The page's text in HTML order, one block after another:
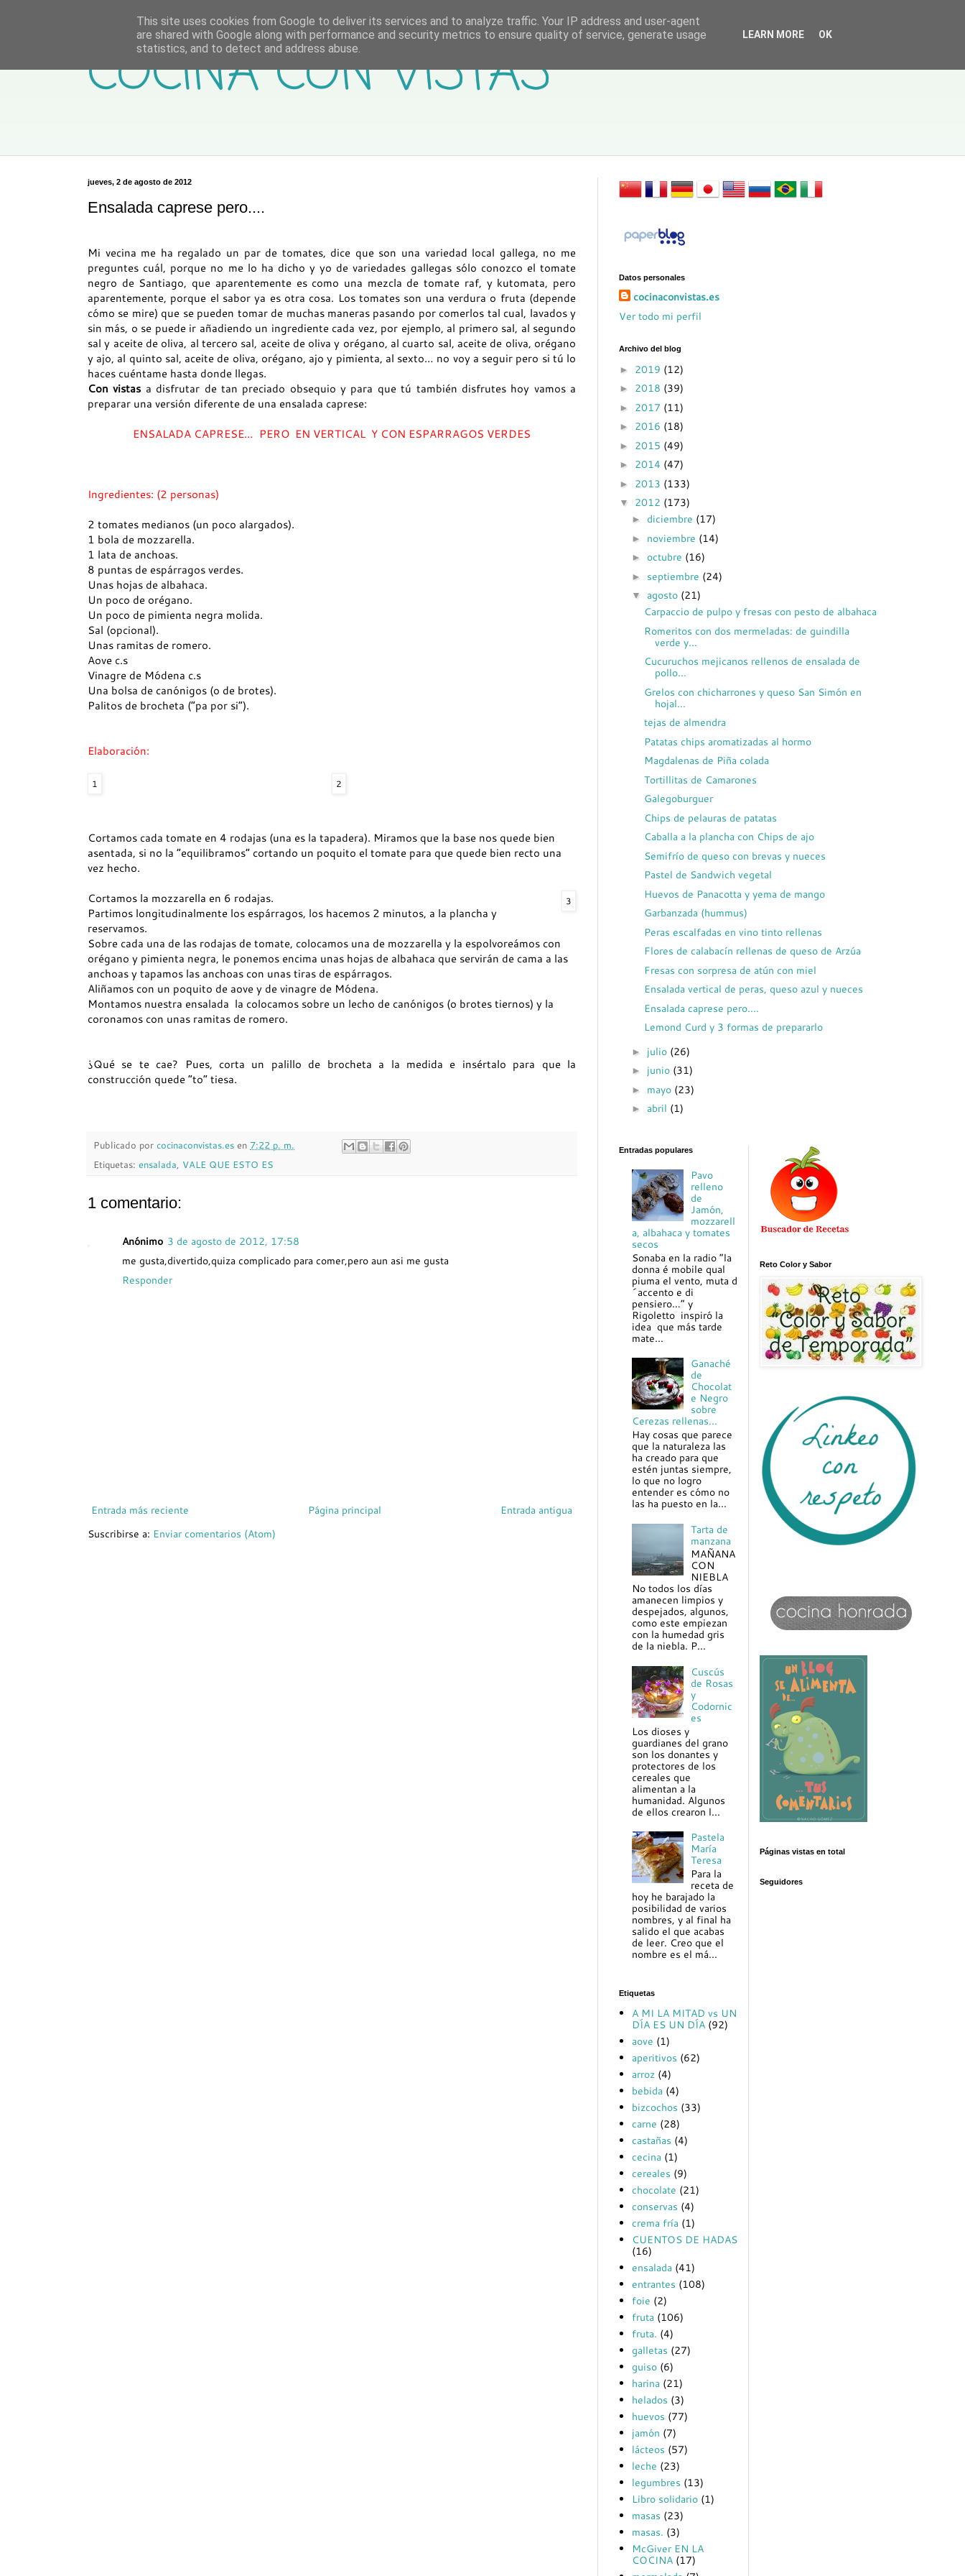
COCINA CON VISTAS
jueves, 2 de agosto de 2012
Ensalada caprese pero....
Mi vecina me ha regalado un par de tomates, dice que son una variedad local gallega, no me
preguntes cuál, porque no me lo ha dicho y yo de variedades gallegas sólo conozco el tomate
negro de Santiago, que aparentemente es como una mezcla de tomate raf, y kutomata, pero
aparentemente, porque el sabor ya es otra cosa. Los tomates son una verdura o fruta (depende
cómo se mire) que se pueden tomar de muchas maneras pasando por comerlos tal cual, lavados y
sin más, o se puede ir añadiendo un ingrediente cada vez, por ejemplo, al primero sal, al segundo
sal y aceite de oliva, al tercero sal, aceite de oliva y orégano, al cuarto sal, aceite de oliva, orégano
y ajo, al quinto sal, aceite de oliva, orégano, ajo y pimienta, al sexto… no voy a seguir pero si tú lo
haces cuéntame hasta donde llegas.
Con vistasa disfrutar de tan preciado obsequio y para que tú también disfrutes hoy vamos a
preparar una versión diferente de una ensalada caprese:
ENSALADA CAPRESE… PERO EN VERTICAL Y CON ESPARRAGOS VERDES
Ingredientes: (2 personas)
2 tomates medianos (un poco alargados).
1 bola de mozzarella.
1 lata de anchoas.
8 puntas de espárragos verdes.
Unas hojas de albahaca.
Un poco de orégano.
Un poco de pimienta negra molida.
Sal (opcional).
Unas ramitas de romero.
Aove c.s
Vinagre de Módena c.s
Una bolsa de canónigos (o de brotes).
Palitos de brocheta (“pa por si”).
Elaboración:
1 2
Cortamos cada tomate en 4 rodajas (una es la tapadera). Miramos que la base nos quede bien
asentada, si no la “equilibramos” cortando un poquito el tomate para que quede bien recto una
vez hecho.
3
Cortamos la mozzarella en 6 rodajas.
Partimos longitudinalmente los espárragos, los hacemos 2 minutos, a la plancha y
reservamos.
Sobre cada una de las rodajas de tomate, colocamos una de mozzarella y la espolvoreámos con
orégano y pimienta negra, le ponemos encima unas hojas de albahaca que servirán de cama a las
anchoas y tapamos las anchoas con unas tiras de espárragos.
Aliñamos con un poquito de aove y de vinagre de Módena.
Montamos nuestra ensalada la colocamos sobre un lecho de canónigos (o brotes tiernos) y la
coronamos con unas ramitas de romero.
¿Qué se te cae? Pues, corta un palillo de brocheta a la medida e insértalo para que la
construcción quede “to” tiesa.
Publicado por cocinaconvistas.es en 7:22 p. m.
Etiquetas: ensalada, VALE QUE ESTO ES
1 comentario:
Anónimo 3 de agosto de 2012, 17:58
me gusta,divertido,quiza complicado para comer,pero aun asi me gusta
Responder
Entrada más reciente Entrada antigua
Página principal
Suscribirse a: Enviar comentarios (Atom)
Datos personales
cocinaconvistas.es
Ver todo mi perfil
Archivo del blog
► 2019 (12)
► 2018 (39)
► 2017 (11)
► 2016 (18)
► 2015 (49)
► 2014 (47)
► 2013 (133)
▼ 2012 (173)
► diciembre (17)
► noviembre (14)
► octubre (16)
► septiembre (24)
▼ agosto (21)
Carpaccio de pulpo y fresas con pesto de albahaca
Romeritos con dos mermeladas: de guindilla
verde y...
Cucuruchos mejicanos rellenos de ensalada de
pollo...
Grelos con chicharrones y queso San Simón en
hojal...
tejas de almendra
Patatas chips aromatizadas al hormo
Magdalenas de Piña colada
Tortillitas de Camarones
Galegoburguer
Chips de pelauras de patatas
Caballa a la plancha con Chips de ajo
Semifrío de queso con brevas y nueces
Pastel de Sandwich vegetal
Huevos de Panacotta y yema de mango
Garbanzada (hummus)
Peras escalfadas en vino tinto rellenas
Flores de calabacín rellenas de queso de Arzúa
Fresas con sorpresa de atún con miel
Ensalada vertical de peras, queso azul y nueces
Ensalada caprese pero....
Lemond Curd y 3 formas de prepararlo
► julio (26)
► junio (31)
► mayo (23)
► abril (1)
Entradas populares
Pavo
relleno
de
Jamón,
mozzarell
a, albahaca y tomates
secos
Sonaba en la radio “la
donna é mobile qual
piuma el vento, muta d
´accento e di
pensiero…” y
Rigoletto inspiró la
idea que más tarde
mate...
Ganaché
de
Chocolat
e Negro
sobre
Cerezas rellenas...
Hay cosas que parece
que la naturaleza las
ha creado para que
estén juntas siempre,
lo que no logro
entender es cómo no
las ha puesto en la...
Tarta de
manzana
MAÑANA
CON
NIEBLA
No todos los días
amanecen limpios y
despejados, algunos,
como este empiezan
con la humedad gris
de la niebla. P...
Cuscús
de Rosas
y
Codornic
es
Los dioses y
guardianes del grano
son los donantes y
protectores de los
cereales que
alimentan a la
humanidad. Algunos
de ellos crearon l...
Pastela
María
Teresa
Para la
receta de
hoy he barajado la
posibilidad de varios
nombres, y al final ha
salido el que acabas
de leer. Creo que el
nombre es el má...
Etiquetas
A MI LA MITAD vs UN
DÍA ES UN DÍA (92)
aove (1)
aperitivos (62)
arroz (4)
bebida (4)
bizcochos (33)
carne (28)
castañas (4)
cecina (1)
cereales (9)
chocolate (21)
conservas (4)
crema fría (1)
CUENTOS DE HADAS
(16)
ensalada (41)
entrantes (108)
foie (2)
fruta (106)
fruta. (4)
galletas (27)
guiso (6)
harina (21)
helados (3)
huevos (77)
jamón (7)
lácteos (57)
leche (23)
legumbres (13)
Libro solidario (1)
masas (23)
masas. (3)
McGiver EN LA
COCINA (17)
Reto Color y Sabor
Páginas vistas en total
Seguidores
This site uses cookies from Google to deliver its services and to analyze traffic. Your IP address and user-agent
are shared with Google along with performance and security metrics to ensure quality of service, generate usage
statistics, and to detect and address abuse.
LEARN MORE OK